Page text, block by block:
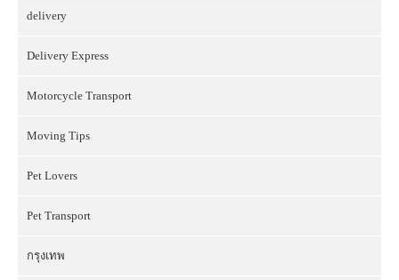
delivery
Delivery Express
Motorcycle Transport
Moving Tips
Pet Lovers
Pet Transport
กรุงเทพ